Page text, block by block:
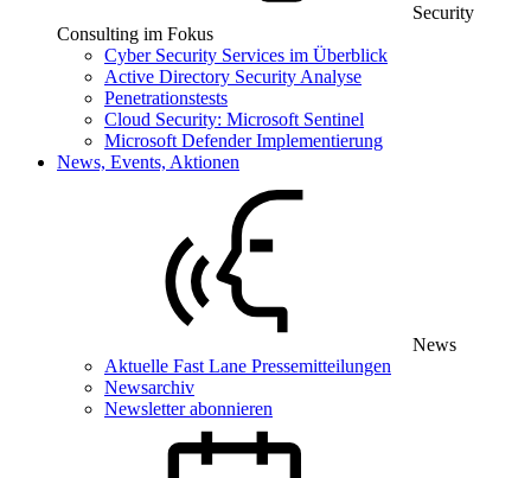
Security
Consulting im Fokus
Cyber Security Services im Überblick
Active Directory Security Analyse
Penetrationstests
Cloud Security: Microsoft Sentinel
Microsoft Defender Implementierung
News, Events, Aktionen
News
Aktuelle Fast Lane Pressemitteilungen
Newsarchiv
Newsletter abonnieren